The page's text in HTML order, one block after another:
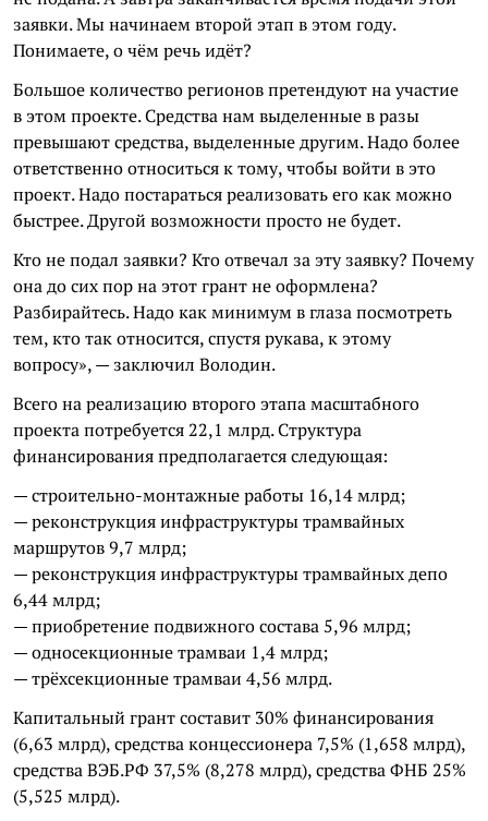
заявки. Мы начинаем второй этап в этом году.
Понимаете, о чём речь идёт?
Большое количество регионов претендуют на участие
в этом проекте. Средства нам выделенные в разы
превышают средства, выделенные другим. Надо более
ответственно относиться к тому, чтобы войти в это
проект. Надо постараться реализовать его как можно
быстрее. Другой возможности просто не будет.
Кто не подал заявки? Кто отвечал за эту заявку? Почему
она до сих пор на этот грант не оформлена?
Разбирайтесь. Надо как минимум в глаза посмотреть
тем, кто так относится, спустя рукава, к этому
вопросу», — заключил Володин.
Всего на реализацию второго этапа масштабного
проекта потребуется 22,1 млрд. Структура
финансирования предполагается следующая:
— строительно-монтажные работы 16,14 млрд;
— реконструкция инфраструктуры трамвайных
маршрутов 9,7 млрд;
— реконструкция инфраструктуры трамвайных депо
6,44 млрд;
— приобретение подвижного состава 5,96 млрд;
— односекционные трамваи 1,4 млрд;
— трёхсекционные трамваи 4,56 млрд.
Капитальный грант составит 30% финансирования
(6,63 млрд), средства концессионера 7,5% (1,658 млрд),
средства ВЭБ.РФ 37,5% (8,278 млрд), средства ФНБ 25%
(5,525 млрд).